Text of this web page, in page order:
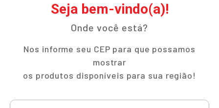
Seja bem-vindo(a)!
Onde você está?
Nos informe seu CEP para que possamos
mostrar
os produtos disponíveis para sua região!